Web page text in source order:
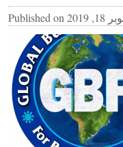
Published on 2019